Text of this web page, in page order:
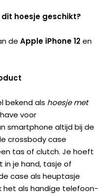
hoesje geschikt?
de Apple iPhone 12en
bekend als hoesje met
voor
smartphone altijd bij de
crossbody case
tas of clutch. Je hoeft
in je hand, tasje of
case als heuptasje
het als handige telefoon-